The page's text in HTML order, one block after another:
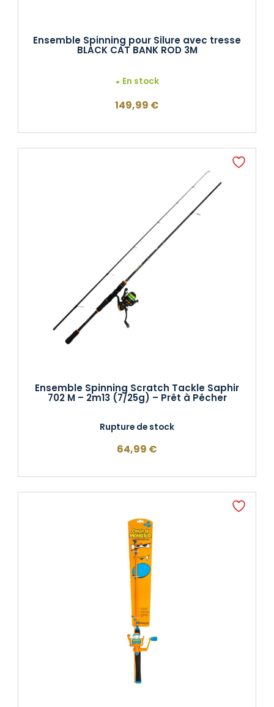
Ensemble Spinning pour Silure avec tresse
BLACK CAT BANK ROD 3M
En stock
149,99 €
Ensemble Spinning Scratch Tackle Saphir
702 M – 2m13 (7/25g) – Prêt à Pêcher
Rupture de stock
64,99 €